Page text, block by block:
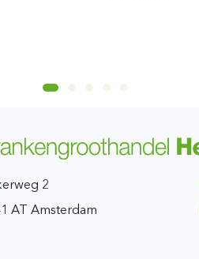
2
AT Amsterdam